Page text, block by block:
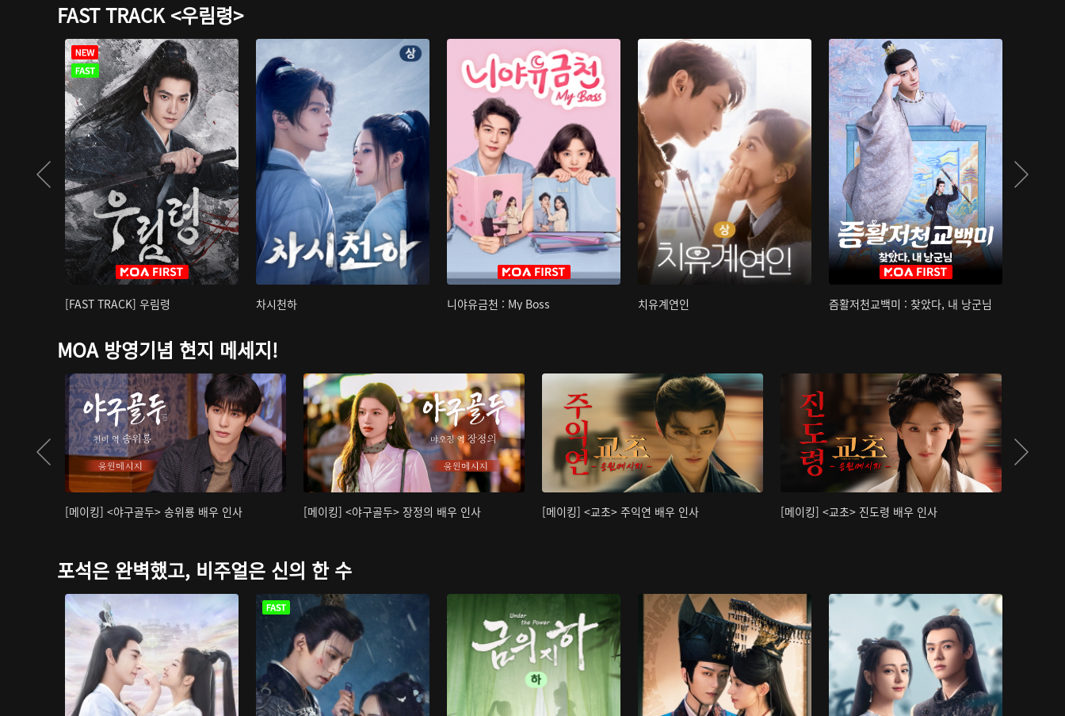
FAST TRACK <우림령>
[FAST TRACK] 우림령 차시천하 니야유금천 : My Boss 치유계연인 즘활저천교백미 : 찾았다, 내 낭군님
MOA 방영기념 현지 메세지!
[메이킹] <야구골두> 송위룡 배우 인사 [메이킹] <야구골두> 장정의 배우 인사 [메이킹] <교초> 주익연 배우 인사 [메이킹] <교초> 진도령 배우 인사
포석은 완벽했고, 비주얼은 신의 한 수